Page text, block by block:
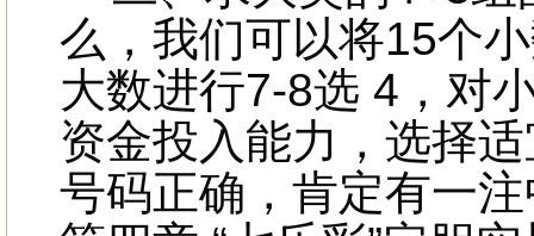
么，我们可以将15个
大数进行7-8选 4，对
资金投入能力，选择
号码正确，肯定有一